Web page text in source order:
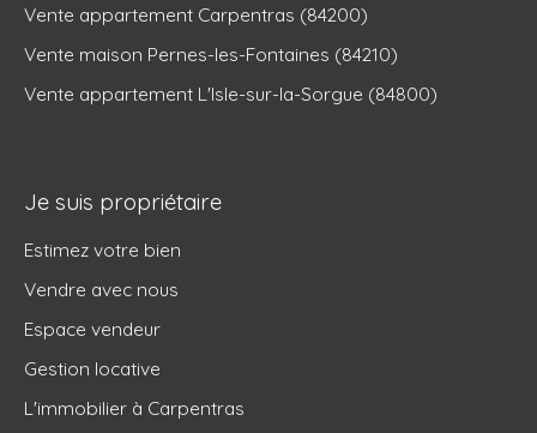
Vente appartement Carpentras (84200)
Vente maison Pernes-les-Fontaines (84210)
Vente appartement L'Isle-sur-la-Sorgue (84800)
Je suis propriétaire
Estimez votre bien
Vendre avec nous
Espace vendeur
Gestion locative
L'immobilier à Carpentras